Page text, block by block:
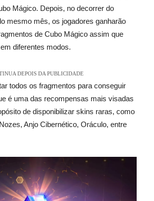
Mágico. Depois, no decorrer do
mesmo mês, os jogadores ganharão
de Cubo Mágico assim que
diferentes modos.
DEPOIS DA PUBLICIDADE
todos os fragmentos para conseguir
é uma das recompensas mais visadas
de disponibilizar skins raras, como
Anjo Cibernético, Oráculo, entre